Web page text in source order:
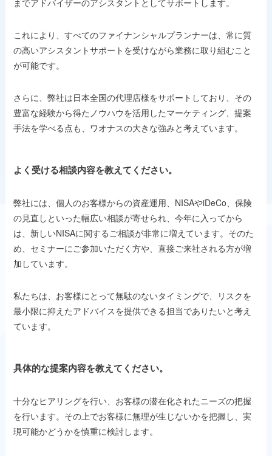
これにより、すべてのファイナンシャルプランナーは、常に質
の高いアシスタントサポートを受けながら業務に取り組むこと
が可能です。
さらに、弊社は日本全国の代理店様をサポートしており、その
豊富な経験から得たノウハウを活用したマーケティング、提案
手法を学べる点も、ワオナスの大きな強みと考えています。
よく受ける相談内容を教えてください。
弊社には、個人のお客様からの資産運用、NISAやiDeCo、保険
の見直しといった幅広い相談が寄せられ、今年に入ってから
は、新しいNISAに関するご相談が非常に増えています。そのた
め、セミナーにご参加いただく方や、直接ご来社される方が増
加しています。
私たちは、お客様にとって無駄のないタイミングで、リスクを
最小限に抑えたアドバイスを提供できる担当でありたいと考え
ています。
具体的な提案内容を教えてください。
十分なヒアリングを行い、お客様の潜在化されたニーズの把握
を行います。その上でお客様に無理が生じないかを把握し、実
現可能かどうかを慎重に検討します。